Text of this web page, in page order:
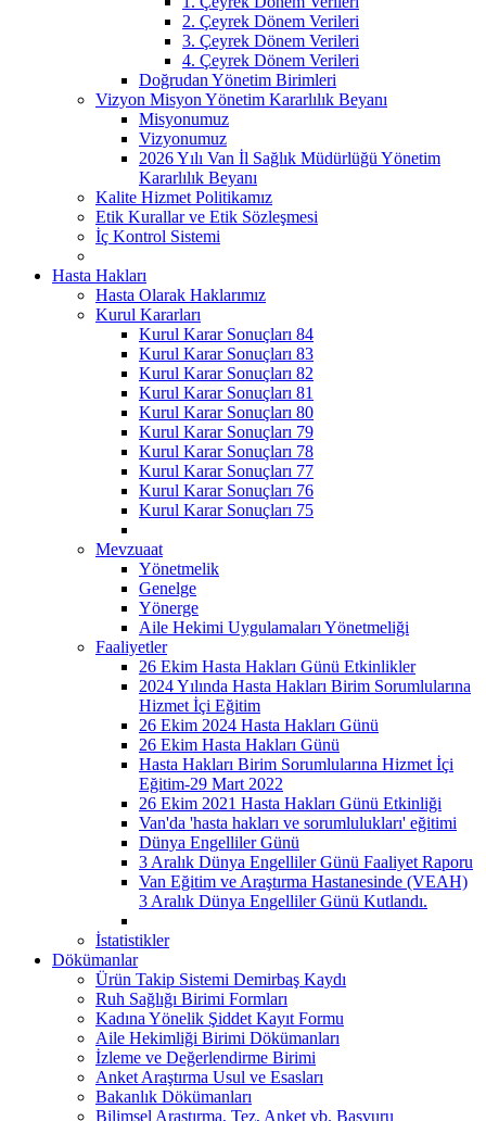
2. Çeyrek Dönem Verileri
3. Çeyrek Dönem Verileri
4. Çeyrek Dönem Verileri
Doğrudan Yönetim Birimleri
Vizyon Misyon Yönetim Kararlılık Beyanı
Misyonumuz
Vizyonumuz
2026 Yılı Van İl Sağlık Müdürlüğü Yönetim
Kararlılık Beyanı
Kalite Hizmet Politikamız
Etik Kurallar ve Etik Sözleşmesi
İç Kontrol Sistemi
Hasta Hakları
Hasta Olarak Haklarımız
Kurul Kararları
Kurul Karar Sonuçları 84
Kurul Karar Sonuçları 83
Kurul Karar Sonuçları 82
Kurul Karar Sonuçları 81
Kurul Karar Sonuçları 80
Kurul Karar Sonuçları 79
Kurul Karar Sonuçları 78
Kurul Karar Sonuçları 77
Kurul Karar Sonuçları 76
Kurul Karar Sonuçları 75
Mevzuaat
Yönetmelik
Genelge
Yönerge
Aile Hekimi Uygulamaları Yönetmeliği
Faaliyetler
26 Ekim Hasta Hakları Günü Etkinlikler
2024 Yılında Hasta Hakları Birim Sorumlularına
Hizmet İçi Eğitim
26 Ekim 2024 Hasta Hakları Günü
26 Ekim Hasta Hakları Günü
Hasta Hakları Birim Sorumlularına Hizmet İçi
Eğitim-29 Mart 2022
26 Ekim 2021 Hasta Hakları Günü Etkinliği
Van'da 'hasta hakları ve sorumlulukları' eğitimi
Dünya Engelliler Günü
3 Aralık Dünya Engelliler Günü Faaliyet Raporu
Van Eğitim ve Araştırma Hastanesinde (VEAH)
3 Aralık Dünya Engelliler Günü Kutlandı.
İstatistikler
Dökümanlar
Ürün Takip Sistemi Demirbaş Kaydı
Ruh Sağlığı Birimi Formları
Kadına Yönelik Şiddet Kayıt Formu
Aile Hekimliği Birimi Dökümanları
İzleme ve Değerlendirme Birimi
Anket Araştırma Usul ve Esasları
Bakanlık Dökümanları
Bilimsel Araştırma, Tez, Anket vb. Başvuru